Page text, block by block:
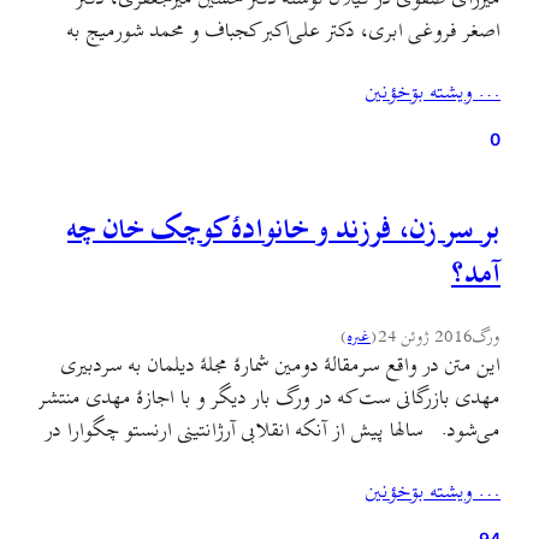
اصغر فروغی ابری، دکتر علی‌اکبر کجباف و محمد شورمیج به
اینجا بگیرید و بخوانید.
… ويشته بۊخؤنين
0
بر سر زن، فرزند و خانوادهٔ کوچک خان چه
آمد؟
ورگ2016 ژوئن 24 (غىره)
این متن در واقع سرمقالهٔ دومین شمارهٔ مجلهٔ دیلمان به سردبیری
مهدی بازرگانی ست که در ورگ بار دیگر و با اجازهٔ مهدی منتشر
می‌شود. سالها پیش از آنکه انقلابی آرژانتینی ارنستو چگوارا در
دستگیر و به طرز فجیعی کشته شود، میرزا کوچک جنگلی…
… ويشته بۊخؤنين